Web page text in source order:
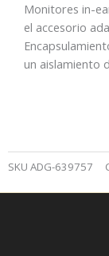
Adaptador
Bluetooth
cantidad
Monitores in-
el accesorio
un aislamiento
SKU ADG-639757